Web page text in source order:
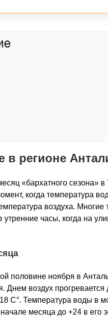
в регионе
«бархатного сезона»
когда температура
воздуха. Многие
утренние часы, когда на
половине ноября в
Днем воздух прогревается
С°. Температура воды в
месяца до +24 в его